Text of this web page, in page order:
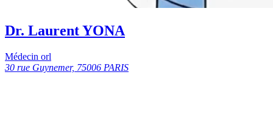
Dr. Laurent YONA
Médecin orl
30 rue Guynemer, 75006 PARIS